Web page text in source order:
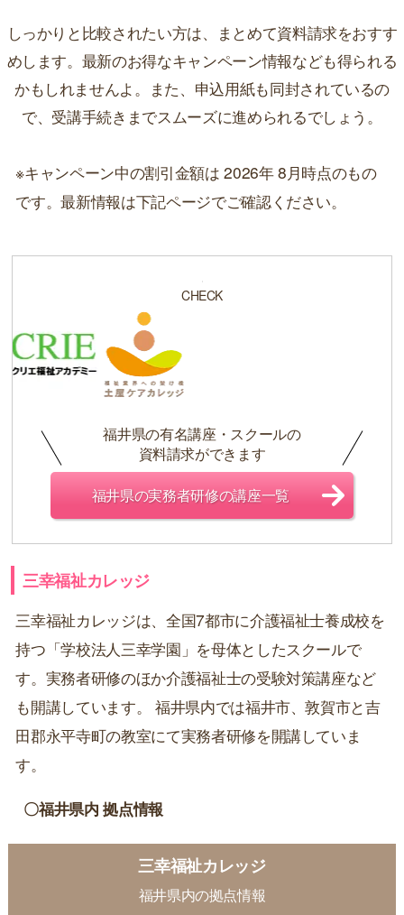
しっかりと比較されたい方は、まとめて資料請求をおすす
めします。最新のお得なキャンペーン情報なども得られる
かもしれませんよ。また、申込用紙も同封されているの
で、受講手続きまでスムーズに進められるでしょう。
※キャンペーン中の割引金額は 2026年 8月時点のもの
です。最新情報は下記ページでご確認ください。
CHECK
福井県の有名講座・スクールの
資料請求ができます
福井県の実務者研修の講座一覧
三幸福祉カレッジ
三幸福祉カレッジは、全国7都市に介護福祉士養成校を
持つ「学校法人三幸学園」を母体としたスクールで
す。実務者研修のほか介護福祉士の受験対策講座など
も開講しています。 福井県内では福井市、敦賀市と吉
田郡永平寺町の教室にて実務者研修を開講していま
す。
〇福井県内 拠点情報
三幸福祉カレッジ
福井県内の拠点情報